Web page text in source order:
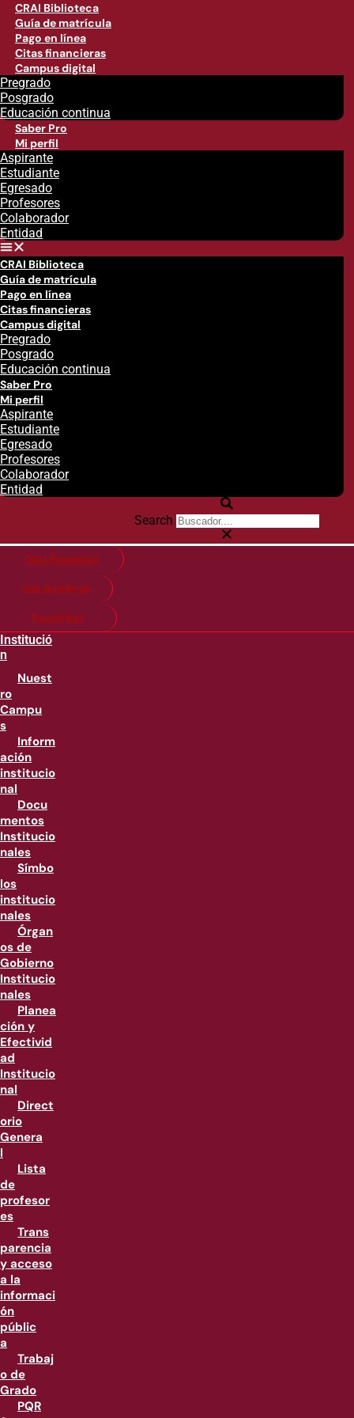
CRAI Biblioteca
Guía de matrícula
Pago en línea
Citas financieras
Campus digital
Pregrado
Posgrado
Educación continua
Saber Pro
Mi perfil
Aspirante
Estudiante
Egresado
Profesores
Colaborador
Entidad
CRAI Biblioteca
Guía de matrícula
Pago en línea
Citas financieras
Campus digital
Pregrado
Posgrado
Educación continua
Saber Pro
Mi perfil
Aspirante
Estudiante
Egresado
Profesores
Colaborador
Entidad
Search
Citas financieras
Guía de matricula
Pago en línea
Institució
n
Nuest
ro
Campu
s
Inform
ación
institucio
nal
Docu
mentos
Institucio
nales
Símbo
los
institucio
nales
Órgan
os de
Gobierno
Institucio
nales
Planea
ción y
Efectivid
ad
Institucio
nal
Direct
orio
Genera
l
Lista
de
profesor
es
Trans
parencia
y acceso
a la
informaci
ón
públic
a
Trabaj
o de
Grado
PQR